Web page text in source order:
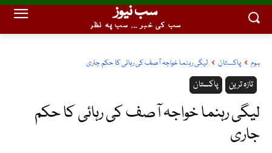
سب نیوز
سب کی خبر ... سب پہ نظر
ہوم پاکستان لیگی رہنما خواجہ آصف کی رہائی کا حکم جاری
پاکستان تازہ ترین
لیگی رہنما خواجہ آصف کی رہائی کا حکم
جاری